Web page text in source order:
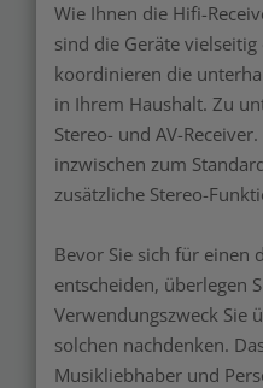
Wie Ihnen die Hifi-
sind die Geräte
koordinieren die
in Ihrem Haushalt. Zu
Stereo- und AV-
inzwischen zum
zusätzliche Stereo-
Bevor Sie sich für einen
entscheiden, überlegen
Verwendungszweck Sie
solchen nachdenken.
Musikliebhaber und